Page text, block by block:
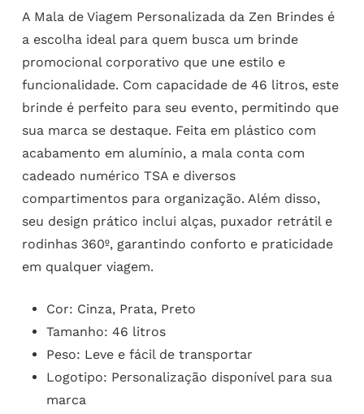
A Mala de Viagem Personalizada da Zen Brindes é
a escolha ideal para quem busca um brinde
promocional corporativo que une estilo e
funcionalidade. Com capacidade de 46 litros, este
brinde é perfeito para seu evento, permitindo que
sua marca se destaque. Feita em plástico com
acabamento em alumínio, a mala conta com
cadeado numérico TSA e diversos
compartimentos para organização. Além disso,
seu design prático inclui alças, puxador retrátil e
rodinhas 360º, garantindo conforto e praticidade
em qualquer viagem.
Cor: Cinza, Prata, Preto
Tamanho: 46 litros
Peso: Leve e fácil de transportar
Logotipo: Personalização disponível para sua
marca